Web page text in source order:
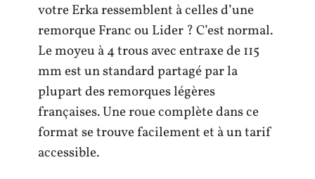
votre Erka ressemblent à celles d’une
remorque Franc ou Lider ? C’est normal.
Le moyeu à 4 trous avec entraxe de 115
mm est un standard partagé par la
plupart des remorques légères
françaises. Une roue complète dans ce
format se trouve facilement et à un tarif
accessible.